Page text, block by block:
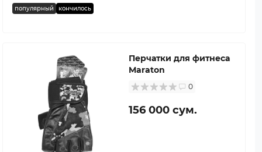
популярный кончилось
Перчатки для фитнеса
Maraton
0
156 000 сум.